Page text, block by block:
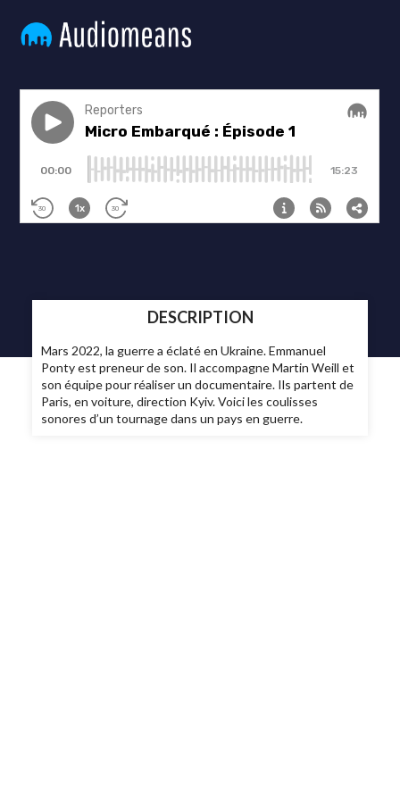
DESCRIPTION
Mars 2022, la guerre a éclaté en Ukraine. Emmanuel
Ponty est preneur de son. Il accompagne Martin Weill et
son équipe pour réaliser un documentaire. Ils partent de
Paris, en voiture, direction Kyiv. Voici les coulisses
sonores d’un tournage dans un pays en guerre.